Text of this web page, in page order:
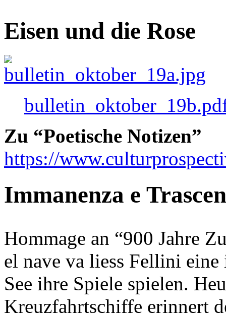
Eisen und die Rose
Zu “Poetische Notizen”
https://
Immanenza e
Hommage an “900 Jahre
el nave va liess Fellini
See ihre Spiele spielen.
Kreuzfahrtschiffe erinnert